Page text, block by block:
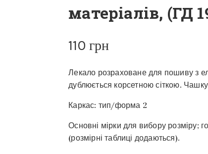
матеріалів, (ГД
110грн
Лекало розраховане для пошиву з
дублюється корсетною сіткою.
Каркас: тип/форма 2
Основні мірки для вибору розміру;
(розмірні таблиці додаються).